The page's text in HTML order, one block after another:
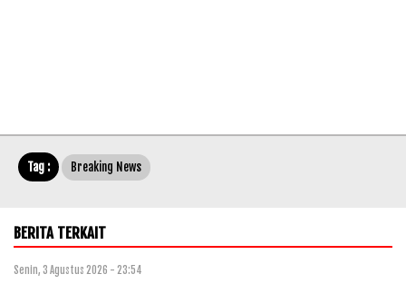
Tag : Breaking News
BERITA TERKAIT
Senin, 3 Agustus 2026 - 23:54